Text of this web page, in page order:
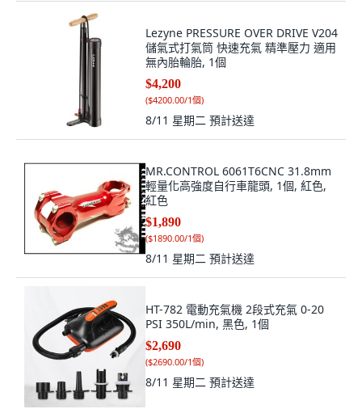
Lezyne PRESSURE OVER DRIVE V204
儲氣式打氣筒 快速充氣 精準壓力 適用
無內胎輪胎, 1個
$4,200
($4200.00/1個)
8/11 星期二 預計送達
MR.CONTROL 6061T6CNC 31.8mm
輕量化高強度自行車龍頭, 1個, 紅色,
紅色
$1,890
($1890.00/1個)
8/11 星期二 預計送達
HT-782 電動充氣機 2段式充氣 0-20
PSI 350L/min, 黑色, 1個
$2,690
($2690.00/1個)
8/11 星期二 預計送達